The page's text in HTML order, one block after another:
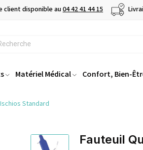
client disponible au04 42 41 44 15
Matériel Médical Confort, Bien-
Standard
Fauteuil